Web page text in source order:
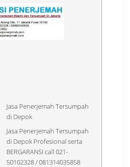
Jasa Penerjemah Tersumpah
di Depok
Jasa Penerjemah Tersumpah
di Depok Profesional serta
BERGARANSI call 021-
50102328 / 081314035858